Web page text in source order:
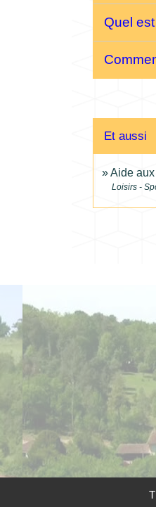
Quel
Et aussi
Aide
Loisirs -